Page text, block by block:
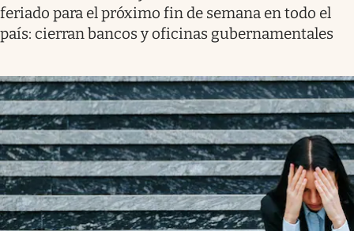
feriado para el próximo fin de semana en todo el
país: cierran bancos y oficinas gubernamentales